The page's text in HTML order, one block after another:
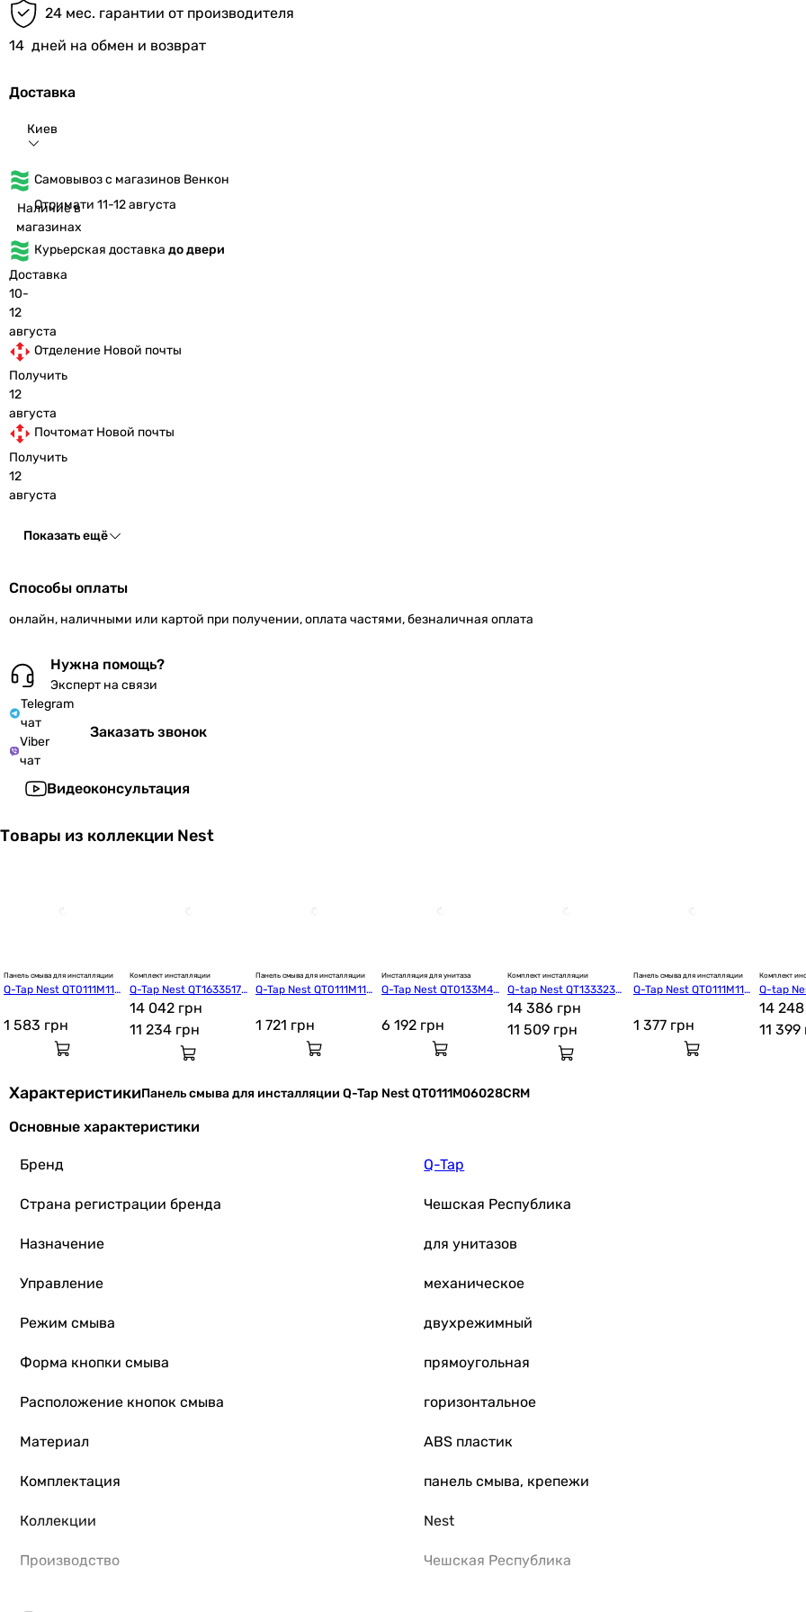
24 мес. гарантии от производителя
14 дней на обмен и возврат
Доставка
Киев
Самовывоз с магазинов Венкон
Наличие в
магазинах
Отримати 11-12 августа
Курьерская доставка до двери
Доставка
10-
12
августа
Отделение Новой почты
Получить
12
августа
Почтомат Новой почты
Получить
12
августа
Показать ещё
Способы оплаты
онлайн, наличными или картой при получении, оплата частями, безналичная оплата
Нужна помощь?
Эксперт на связи
Telegram
чат
Viber
чат
Заказать звонок
Видеоконсультация
Товары из коллекции Nest
Панель смыва для инсталляции
Q-Tap Nest QT0111M111
1 583 грн
Комплект инсталляции
Q-Tap Nest QT16335179
W45155
14 042 грн
11 234 грн
Панель смыва для инсталляции
Q-Tap Nest QT0111M11V
1 721 грн
Инсталляция для унитаза
Q-Tap Nest QT0133M42
6 192 грн
Комплект инсталляции
Q-tap Nest QT1333238
1AW47504
14 386 грн
11 509 грн
Панель смыва для инсталляции
Q-Tap Nest QT0111M111
1 377 грн
Комплект
Q-tap
14
11 399
ХарактеристикиПанель смыва для инсталляции Q-Tap Nest QT0111M06028CRM
Основные характеристики
Бренд Q-Tap
Страна регистрации бренда Чешская Республика
Назначение для унитазов
Управление механическое
Режим смыва двухрежимный
Форма кнопки смыва прямоугольная
Расположение кнопок смыва горизонтальное
Материал ABS пластик
Комплектация панель смыва, крепежи
Коллекции Nest
Производство Чешская Республика